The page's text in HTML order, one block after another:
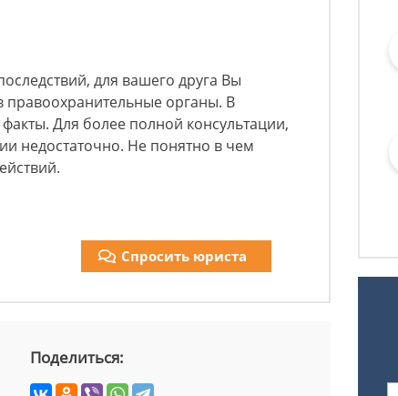
для вашего друга Вы
правоохранительные органы. В
Для более полной консультации,
недостаточно. Не понятно в чем
Спросить юриста
Поделиться: